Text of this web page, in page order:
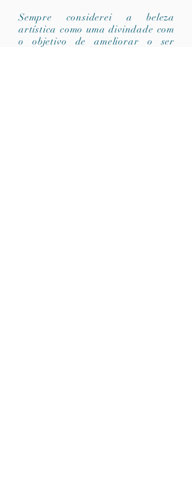
Sempre considerei a beleza
artística como uma divindade com
o objetivo de ameliorar o ser